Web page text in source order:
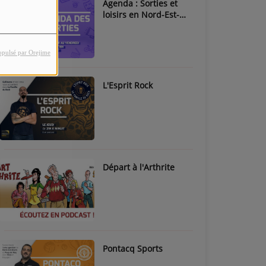
par Orejime
Agenda : Sorties et
loisirs en Nord-Est-
L'Esprit Rock
Départ à l'Arthrite
Pontacq Sports